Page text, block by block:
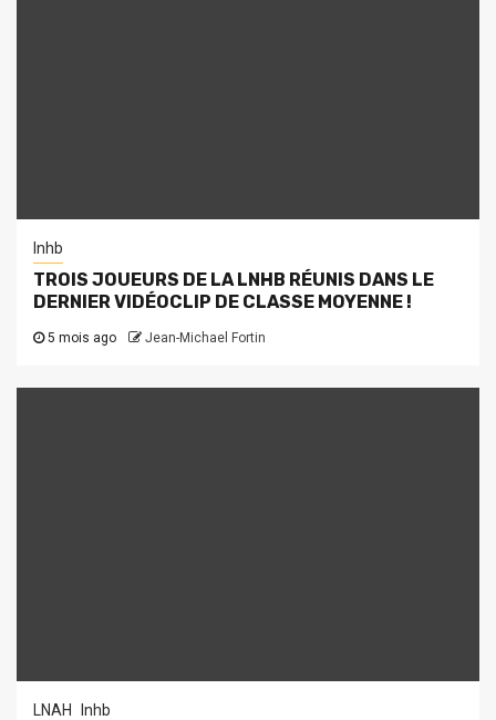
lnhb
TROIS JOUEURS DE LA LNHB RÉUNIS DANS LE
DERNIER VIDÉOCLIP DE CLASSE MOYENNE !
5 mois ago Jean-Michael Fortin
LNAH lnhb